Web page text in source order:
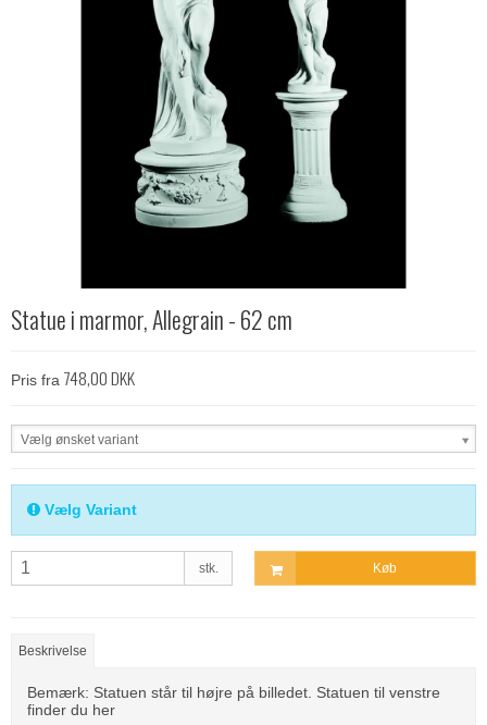
Statue i marmor, Allegrain - 62 cm
Pris fra 748,00 DKK
Vælg ønsket variant
Vælg Variant
stk. Køb
Beskrivelse
Bemærk: Statuen står til højre på billedet. Statuen til venstre
finder du her